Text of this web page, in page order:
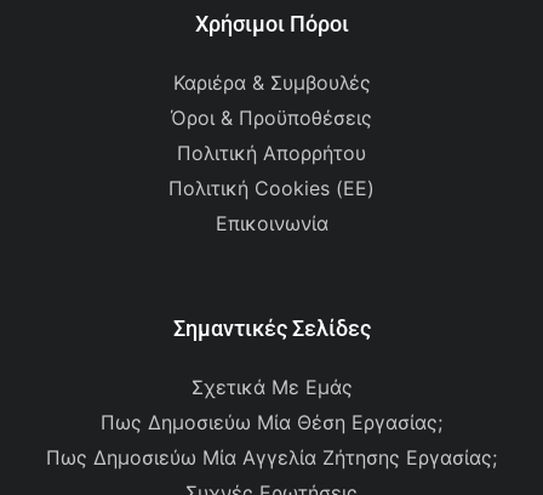
Χρήσιμοι Πόροι
Καριέρα & Συμβουλές
Όροι & Προϋποθέσεις
Πολιτική Απορρήτου
Πολιτική Cookies (ΕΕ)
Επικοινωνία
Σημαντικές Σελίδες
Σχετικά Με Εμάς
Πως Δημοσιεύω Μία Θέση Εργασίας;
Πως Δημοσιεύω Μία Αγγελία Ζήτησης Εργασίας;